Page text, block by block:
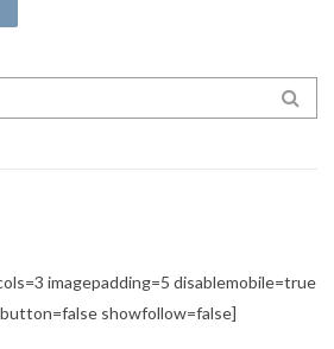
imagepadding=5 disablemobile=true
showfollow=false]